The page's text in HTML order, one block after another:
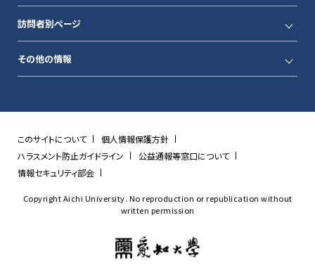
訪問者別ページ
その他の情報
このサイトについて
個人情報保護方針
ハラスメント防止ガイドライン
公益通報等窓口について
情報セキュリティ部会
Copyright Aichi University. No reproduction or republication without
written permission